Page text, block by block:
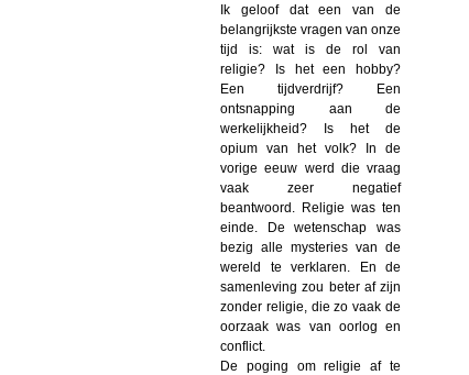
Ik geloof dat een van de
belangrijkste vragen van onze
tijd is: wat is de rol van
religie? Is het een hobby?
Een tijdverdrijf? Een
ontsnapping aan de
werkelijkheid? Is het de
opium van het volk? In de
vorige eeuw werd die vraag
vaak zeer negatief
beantwoord. Religie was ten
einde. De wetenschap was
bezig alle mysteries van de
wereld te verklaren. En de
samenleving zou beter af zijn
zonder religie, die zo vaak de
oorzaak was van oorlog en
conflict.
De poging om religie af te